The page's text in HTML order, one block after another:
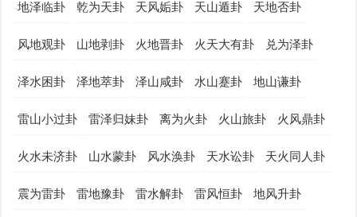
地泽临卦 乾为天卦 天风姤卦 天山遁卦 天地否卦
风地观卦 山地剥卦 火地晋卦 火天大有卦 兑为泽卦
泽水困卦 泽地萃卦 泽山咸卦 水山蹇卦 地山谦卦
雷山小过卦 雷泽归妹卦 离为火卦 火山旅卦 火风鼎卦
火水未济卦 山水蒙卦 风水涣卦 天水讼卦 天火同人卦
震为雷卦 雷地豫卦 雷水解卦 雷风恒卦 地风升卦